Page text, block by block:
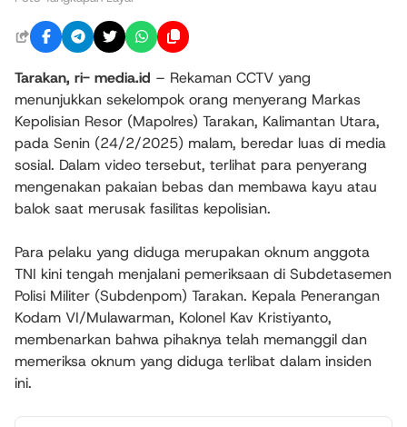
Tarakan, ri- media.id – Rekaman CCTV yang
menunjukkan sekelompok orang menyerang Markas
Kepolisian Resor (Mapolres) Tarakan, Kalimantan Utara,
pada Senin (24/2/2025) malam, beredar luas di media
sosial. Dalam video tersebut, terlihat para penyerang
mengenakan pakaian bebas dan membawa kayu atau
balok saat merusak fasilitas kepolisian.
Para pelaku yang diduga merupakan oknum anggota
TNI kini tengah menjalani pemeriksaan di Subdetasemen
Polisi Militer (Subdenpom) Tarakan. Kepala Penerangan
Kodam VI/Mulawarman, Kolonel Kav Kristiyanto,
membenarkan bahwa pihaknya telah memanggil dan
memeriksa oknum yang diduga terlibat dalam insiden
ini.